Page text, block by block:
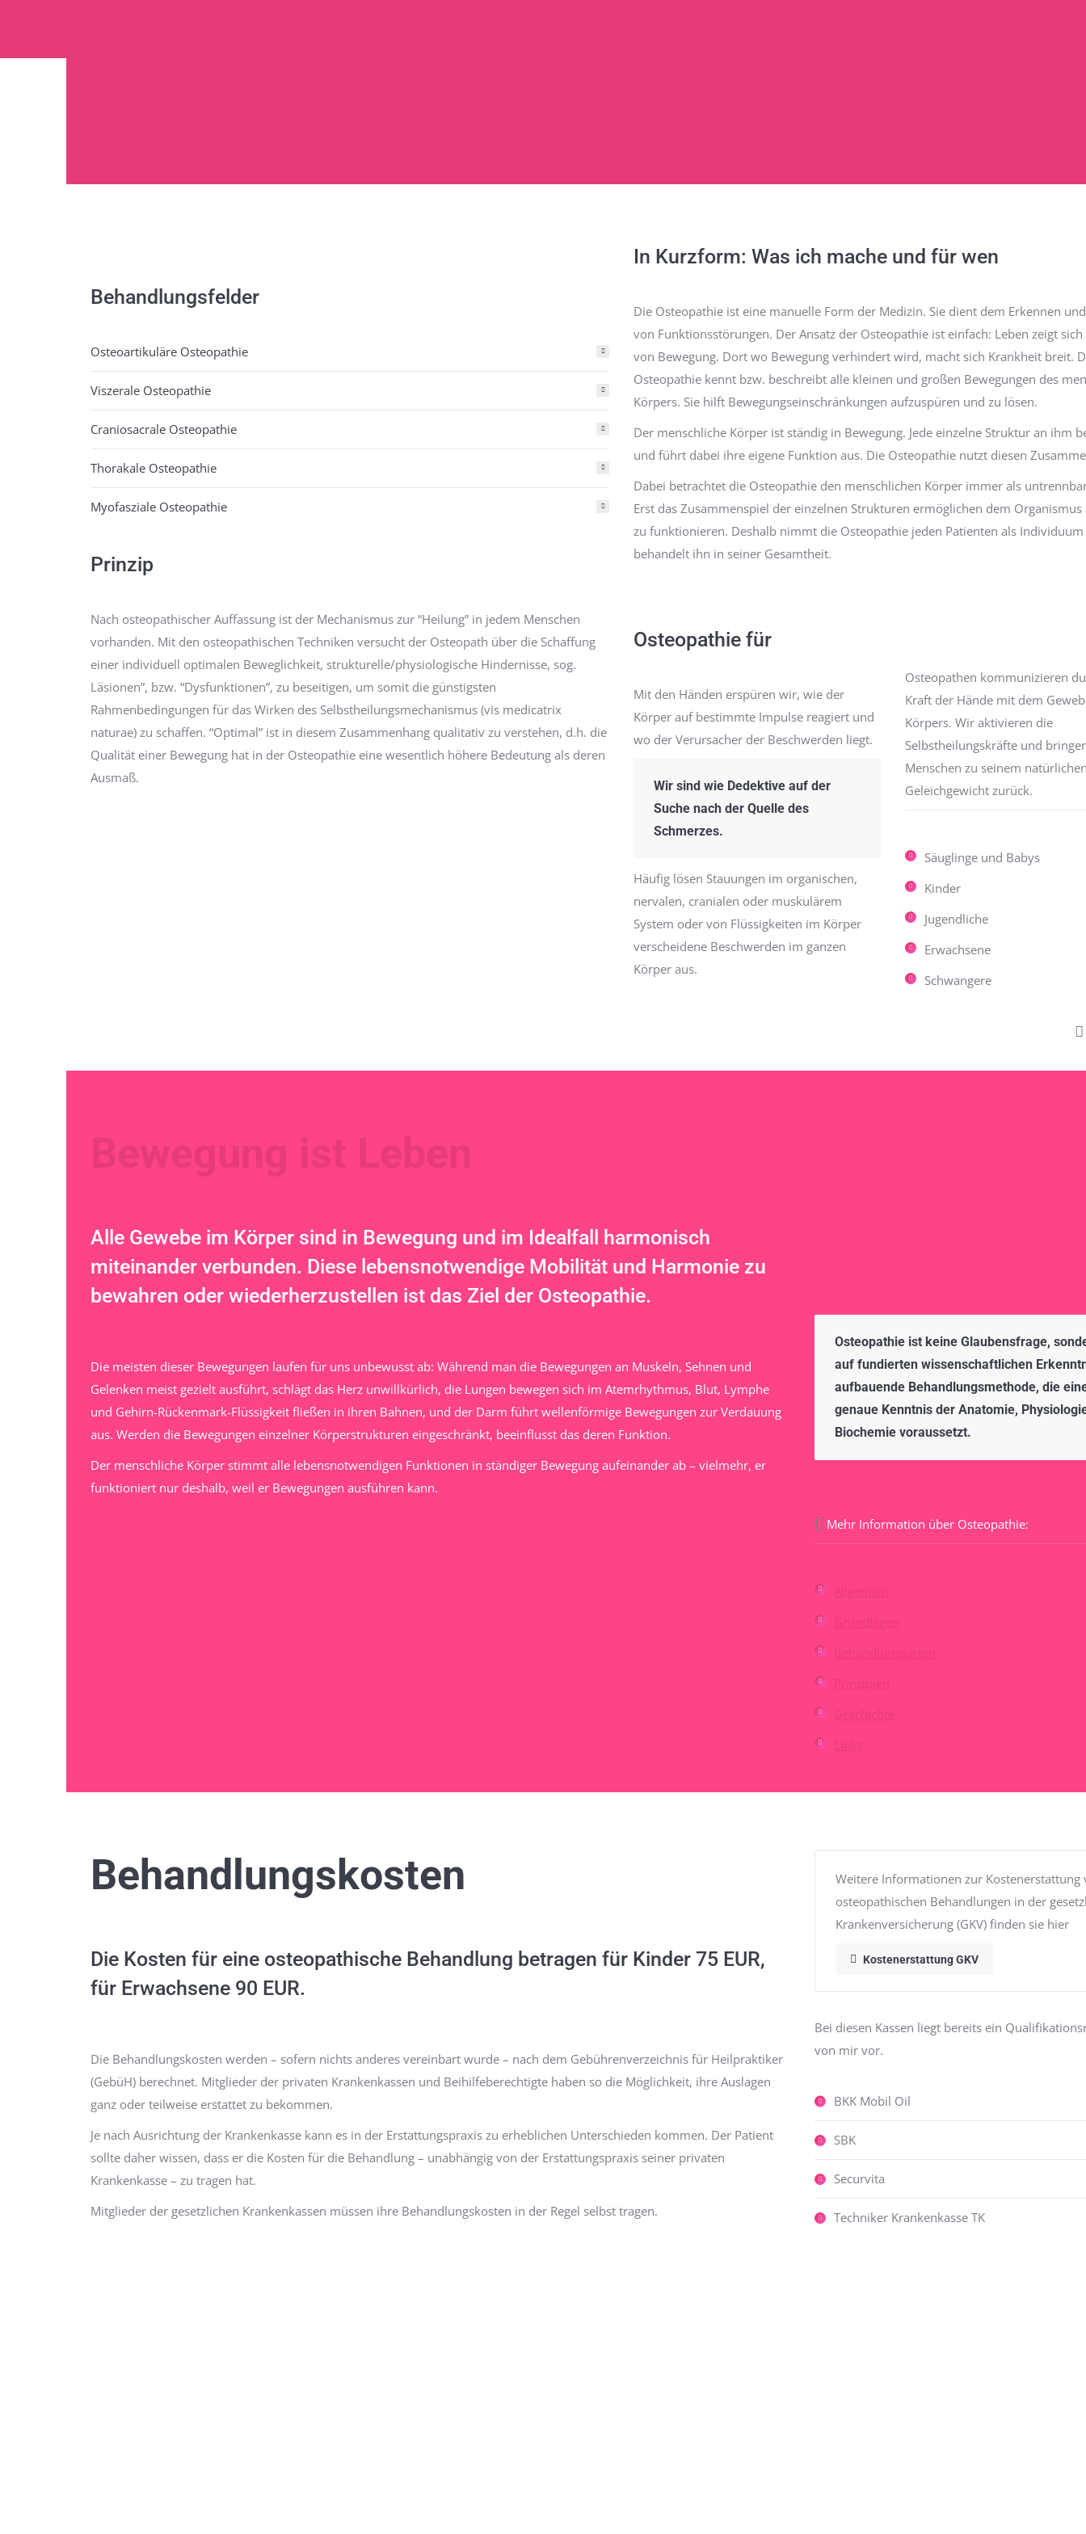
Behandlungsfelder
Osteoartikuläre Osteopathie
Viszerale Osteopathie
Craniosacrale Osteopathie
Thorakale Osteopathie
Myofasziale Osteopathie
Prinzip
Nach osteopathischer Auffassung ist der Mechanismus zur “Heilung” in jedem Menschen
vorhanden. Mit den osteopathischen Techniken versucht der Osteopath über die Schaffung
einer individuell optimalen Beweglichkeit, strukturelle/physiologische Hindernisse, sog.
Läsionen”, bzw. “Dysfunktionen”, zu beseitigen, um somit die günstigsten
Rahmenbedingungen für das Wirken des Selbstheilungsmechanismus (vis medicatrix
naturae) zu schaffen. “Optimal” ist in diesem Zusammenhang qualitativ zu verstehen, d.h. die
Qualität einer Bewegung hat in der Osteopathie eine wesentlich höhere Bedeutung als deren
Ausmaß.
In Kurzform: Was ich mache und für wen
Die Osteopathie ist eine manuelle Form der Medizin. Sie dient dem Erkennen
von Funktionsstörungen. Der Ansatz der Osteopathie ist einfach: Leben zeigt
von Bewegung. Dort wo Bewegung verhindert wird, macht sich Krankheit breit.
Osteopathie kennt bzw. beschreibt alle kleinen und großen Bewegungen des
Körpers. Sie hilft Bewegungseinschränkungen aufzuspüren und zu lösen.
Der menschliche Körper ist ständig in Bewegung. Jede einzelne Struktur an ihm
und führt dabei ihre eigene Funktion aus. Die Osteopathie nutzt diesen
Dabei betrachtet die Osteopathie den menschlichen Körper immer als
Erst das Zusammenspiel der einzelnen Strukturen ermöglichen dem Organismus
zu funktionieren. Deshalb nimmt die Osteopathie jeden Patienten als
behandelt ihn in seiner Gesamtheit.
Osteopathie für
Mit den Händen erspüren wir, wie der
Körper auf bestimmte Impulse reagiert und
wo der Verursacher der Beschwerden liegt.
Wir sind wie Dedektive auf der
Suche nach der Quelle des
Schmerzes.
Häufig lösen Stauungen im organischen,
nervalen, cranialen oder muskulärem
System oder von Flüssigkeiten im Körper
verscheidene Beschwerden im ganzen
Körper aus.
Osteopathen kommunizieren
Kraft der Hände mit dem
Körpers. Wir aktivieren die
Selbstheilungskräfte und
Menschen zu seinem
Geleichgewicht zurück.
Säuglinge und Babys
Kinder
Jugendliche
Erwachsene
Schwangere
Bewegung ist Leben
Alle Gewebe im Körper sind in Bewegung und im Idealfall harmonisch
miteinander verbunden. Diese lebensnotwendige Mobilität und Harmonie zu
bewahren oder wiederherzustellen ist das Ziel der Osteopathie.
Die meisten dieser Bewegungen laufen für uns unbewusst ab: Während man die Bewegungen an Muskeln, Sehnen und
Gelenken meist gezielt ausführt, schlägt das Herz unwillkürlich, die Lungen bewegen sich im Atemrhythmus, Blut, Lymphe
und Gehirn-Rückenmark-Flüssigkeit fließen in ihren Bahnen, und der Darm führt wellenförmige Bewegungen zur Verdauung
aus. Werden die Bewegungen einzelner Körperstrukturen eingeschränkt, beeinflusst das deren Funktion.
Der menschliche Körper stimmt alle lebensnotwendigen Funktionen in ständiger Bewegung aufeinander ab – vielmehr, er
funktioniert nur deshalb, weil er Bewegungen ausführen kann.
Osteopathie ist keine Glaubensfrage,
auf fundierten wissenschaftlichen
aufbauende Behandlungsmethode, die
genaue Kenntnis der Anatomie,
Biochemie voraussetzt.
Mehr Information über Osteopathie:
Allgemein
Grundlagen
Behandlungsarten
Prinzipien
Geschichte
Links
Behandlungskosten
Die Kosten für eine osteopathische Behandlung betragen für Kinder 75 EUR,
für Erwachsene 90 EUR.
Die Behandlungskosten werden – sofern nichts anderes vereinbart wurde – nach dem Gebührenverzeichnis für Heilpraktiker
(GebüH) berechnet. Mitglieder der privaten Krankenkassen und Beihilfeberechtigte haben so die Möglichkeit, ihre Auslagen
ganz oder teilweise erstattet zu bekommen.
Je nach Ausrichtung der Krankenkasse kann es in der Erstattungspraxis zu erheblichen Unterschieden kommen. Der Patient
sollte daher wissen, dass er die Kosten für die Behandlung – unabhängig von der Erstattungspraxis seiner privaten
Krankenkasse – zu tragen hat.
Mitglieder der gesetzlichen Krankenkassen müssen ihre Behandlungskosten in der Regel selbst tragen.
Weitere Informationen zur Kostenerstattung
osteopathischen Behandlungen in der
Krankenversicherung (GKV) finden sie hier
Kostenerstattung GKV
Bei diesen Kassen liegt bereits ein
von mir vor.
BKK Mobil Oil
SBK
Securvita
Techniker Krankenkasse TK